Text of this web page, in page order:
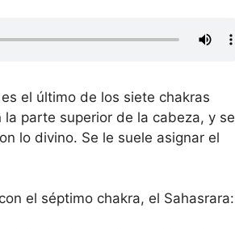
el último de los siete chakras
parte superior de la cabeza, y se
lo divino. Se le suele asignar el
el séptimo chakra, el Sahasrara: